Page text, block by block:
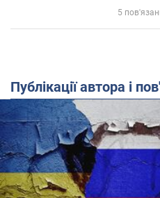
5
Публікації автора і